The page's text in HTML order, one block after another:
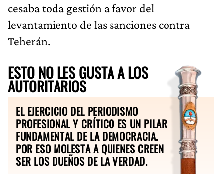
cesaba toda gestión a favor del
levantamiento de las sanciones contra
Teherán.
ESTO NO LES GUSTA A LOS
AUTORITARIOS
EL EJERCICIO DEL PERIODISMO
PROFESIONAL Y CRÍTICO ES UN PILAR
FUNDAMENTAL DE LA DEMOCRACIA.
POR ESO MOLESTA A QUIENES CREEN
SER LOS DUEÑOS DE LA VERDAD.